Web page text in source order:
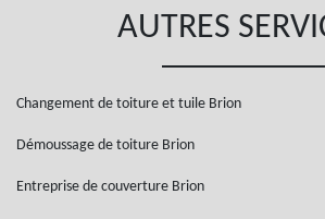
AUTRES
Changement de toiture et tuile Brion
Démoussage de toiture Brion
Entreprise de couverture Brion